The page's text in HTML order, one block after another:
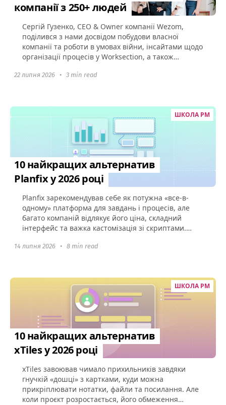
компанії з 250+ людей
Сергій Гузенко, CEO & Owner компанії Wezom,
поділився з нами досвідом побудови власної
компанії та роботи в умовах війни, інсайтами щодо
організації процесів у Worksection, а також
22 липня 2026 • 3 min read
ШКОЛА PM
10 найкращих альтернатив
Planfix у 2026 році
Planfix зарекомендував себе як потужна «все-в-
одному» платформа для завдань і процесів, але
багато компаній відлякує його ціна, складний
інтерфейс та важка кастомізація зі скриптами.
14 липня 2026 • 8 min read
ШКОЛА PM
10 найкращих альтернатив
xTiles у 2026 році
xTiles завоював чимало прихильників завдяки
гнучкій «дошці» з картками, куди можна
прикріплювати нотатки, файли та посилання. Але
коли проєкт розростається, його обмеження